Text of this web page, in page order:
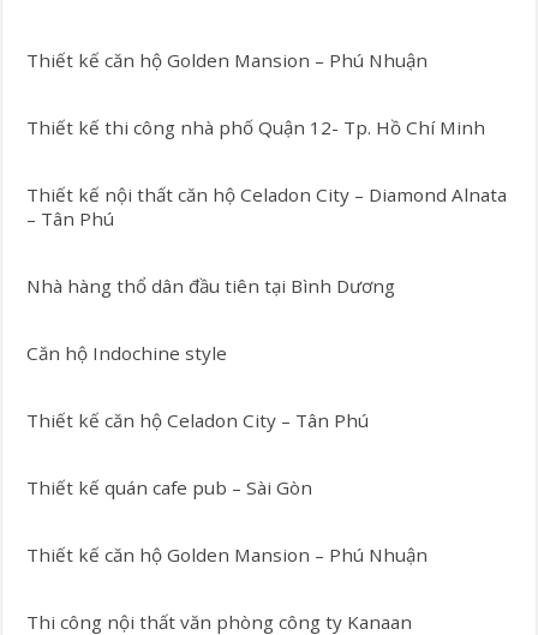
Thiết kế căn hộ Golden Mansion – Phú Nhuận
Thiết kế thi công nhà phố Quận 12- Tp. Hồ Chí Minh
Thiết kế nội thất căn hộ Celadon City – Diamond Alnata
– Tân Phú
Nhà hàng thổ dân đầu tiên tại Bình Dương
Căn hộ Indochine style
Thiết kế căn hộ Celadon City – Tân Phú
Thiết kế quán cafe pub – Sài Gòn
Thiết kế căn hộ Golden Mansion – Phú Nhuận
Thi công nội thất văn phòng công ty Kanaan